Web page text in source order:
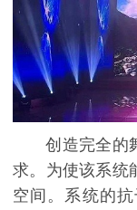
创造完全的
求。为使该系统
空间。系统的